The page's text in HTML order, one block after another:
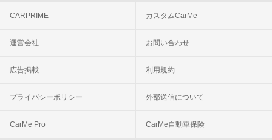
CARPRIME カスタムCarMe
運営会社 お問い合わせ
広告掲載 利用規約
プライバシーポリシー 外部送信について
CarMe Pro CarMe自動車保険